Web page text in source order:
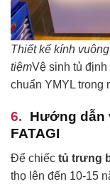
Thiết kế kính
tiệmVệ sinh tủ định
chuẩn YMYL trong
Hướng dẫn
FATAGI
Để chiếc tủ trưng
thọ lên đến 10-15